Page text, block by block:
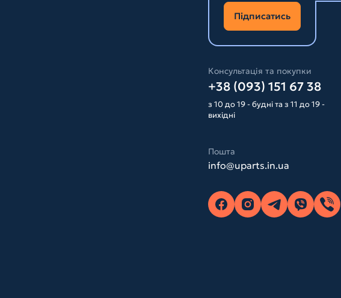
Підписатись
Консультація та покупки
+38 (093) 151 67 38
з 10 до 19 - будні та з 11 до 19 -
вихідні
Пошта
info@uparts.in.ua